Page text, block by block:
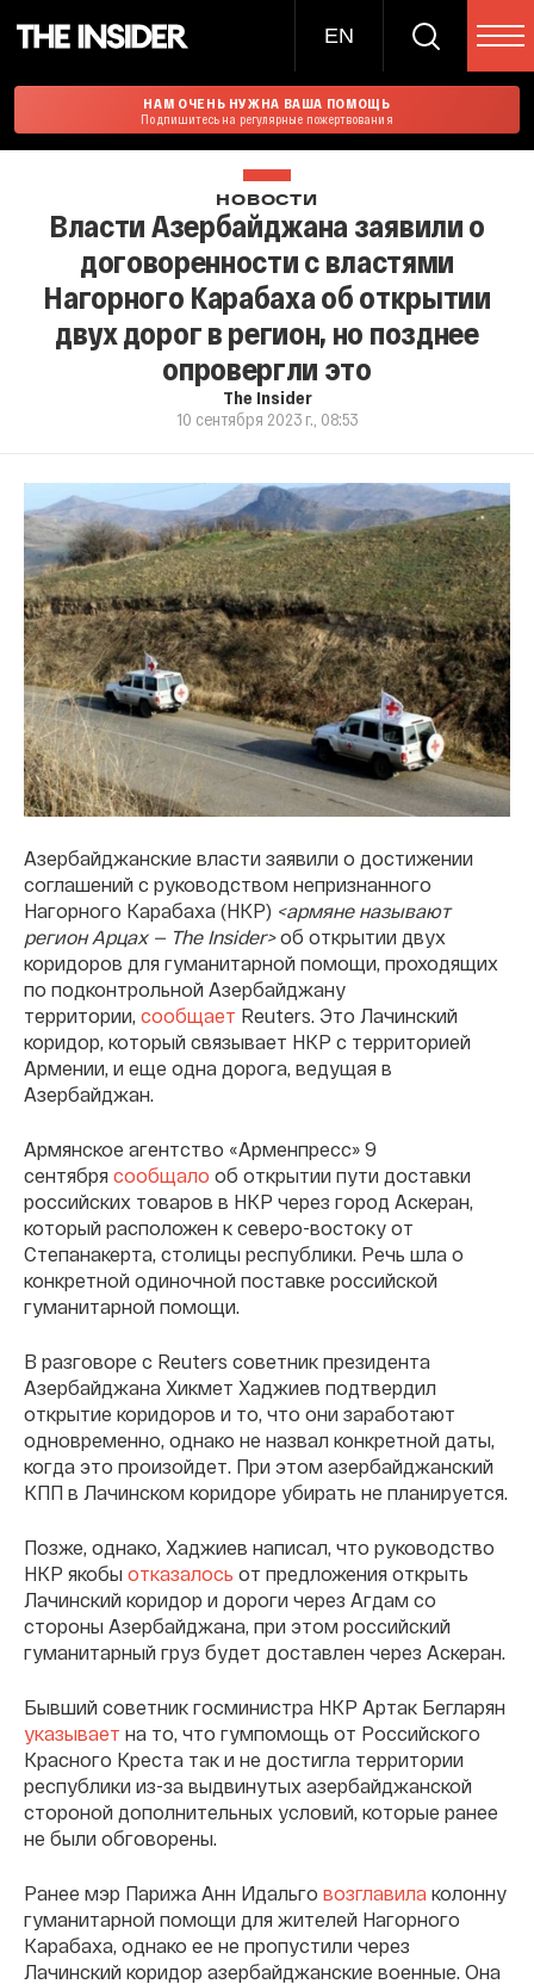
EN
НАМ ОЧЕНЬ НУЖНА ВАША ПОМОЩЬ
Подпишитесь на регулярные пожертвования
НОВОСТИ
Власти Азербайджана заявили о
договоренности с властями
Нагорного Карабаха об открытии
двух дорог в регион, но позднее
опровергли это
The Insider
10 сентября 2023 г., 08:53
Азербайджанские власти заявили о достижении
соглашений с руководством непризнанного
Нагорного Карабаха (НКР) <армяне называют
регион Арцах — The Insider>об открытии двух
коридоров для гуманитарной помощи, проходящих
по подконтрольной Азербайджану
территории, сообщает Reuters. Это Лачинский
коридор, который связывает НКР с территорией
Армении, и еще одна дорога, ведущая в
Азербайджан.
Армянское агентство «Арменпресс» 9
сентября сообщало об открытии пути доставки
российских товаров в НКР через город Аскеран,
который расположен к северо-востоку от
Степанакерта, столицы республики. Речь шла о
конкретной одиночной поставке российской
гуманитарной помощи.
В разговоре с Reuters советник президента
Азербайджана Хикмет Хаджиев подтвердил
открытие коридоров и то, что они заработают
одновременно, однако не назвал конкретной даты,
когда это произойдет. При этом азербайджанский
КПП в Лачинском коридоре убирать не планируется.
Позже, однако, Хаджиев написал, что руководство
НКР якобы отказалось от предложения открыть
Лачинский коридор и дороги через Агдам со
стороны Азербайджана, при этом российский
гуманитарный груз будет доставлен через Аскеран.
Бывший советник госминистра НКР Артак Бегларян
указывает на то, что гумпомощь от Российского
Красного Креста так и не достигла территории
республики из-за выдвинутых азербайджанской
стороной дополнительных условий, которые ранее
не были обговорены.
Ранее мэр Парижа Анн Идальго возглавила колонну
гуманитарной помощи для жителей Нагорного
Карабаха, однако ее не пропустили через
Лачинский коридор азербайджанские военные. Она